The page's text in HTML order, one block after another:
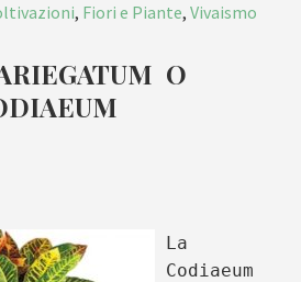
, Fiori e Piante, Vivaismo
O
La
Codiaeum